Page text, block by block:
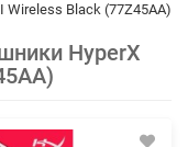
Black (77Z45AA)
HyperX